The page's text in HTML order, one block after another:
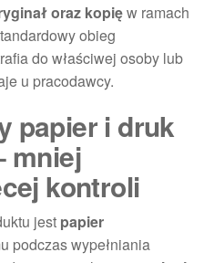
oraz kopięw ramach
obieg
do właściwej osoby lub
u pracodawcy.
papier i druk
mniej
kontroli
jest papier
podczas wypełniania